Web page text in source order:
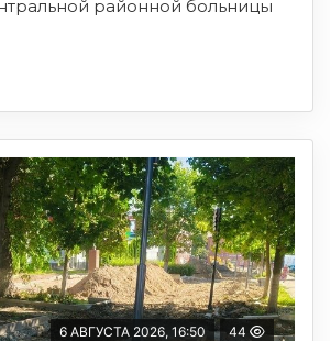
районной больницы
6 АВГУСТА 2026, 16:50 44